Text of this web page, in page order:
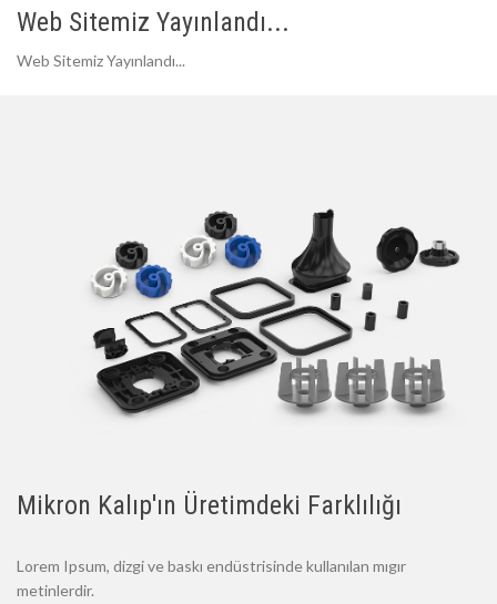
Web Sitemiz Yayınlandı...
Web Sitemiz Yayınlandı...
Mikron Kalıp'ın Üretimdeki Farklılığı
Lorem Ipsum, dizgi ve baskı endüstrisinde kullanılan mıgır
metinlerdir.